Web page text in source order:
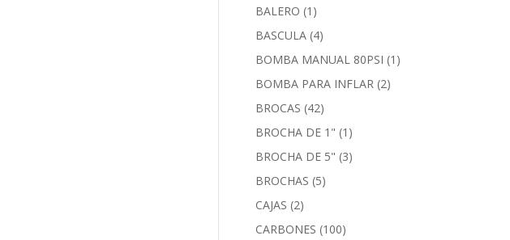
BALERO (1)
BASCULA (4)
BOMBA MANUAL 80PSI (1)
BOMBA PARA INFLAR (2)
BROCAS (42)
BROCHA DE 1" (1)
BROCHA DE 5" (3)
BROCHAS (5)
CAJAS (2)
CARBONES (100)